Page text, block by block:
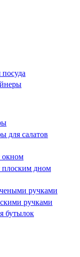
для салатов
окном
дном
ручками
ручками
бутылок